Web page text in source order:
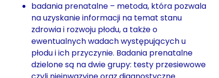
badania prenatalne – metoda, która pozwala
na uzyskanie informacji na temat stanu
zdrowia i rozwoju płodu, a także o
ewentualnych wadach występujących u
płodu i ich przyczynie. Badania prenatalne
dzielone są na dwie grupy: testy przesiewowe